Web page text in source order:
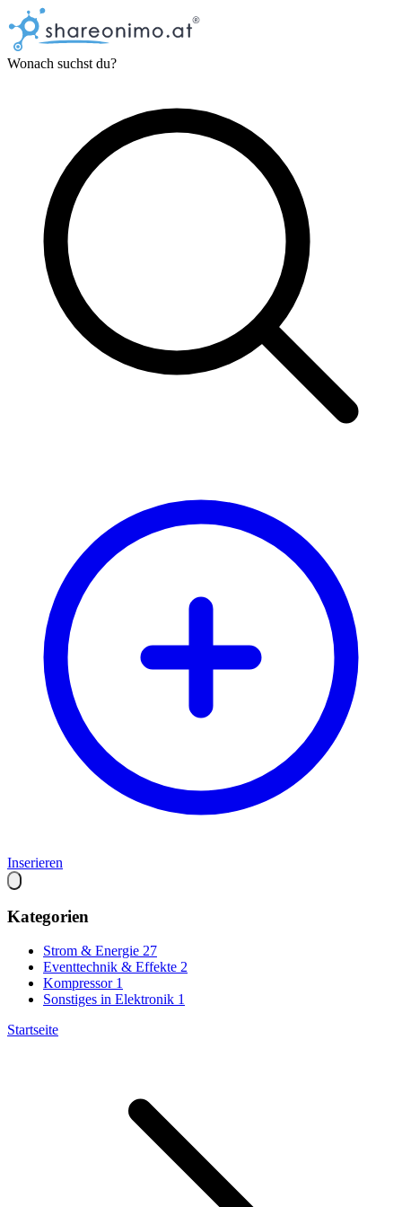
Wonach suchst du?
Inserieren
Kategorien
Strom & Energie 27
Eventtechnik & Effekte 2
Kompressor 1
Sonstiges in Elektronik 1
Startseite